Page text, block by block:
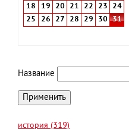
18
19 20 21 22 23
24
25
26 27 28 29 30 31
Название
история (319)